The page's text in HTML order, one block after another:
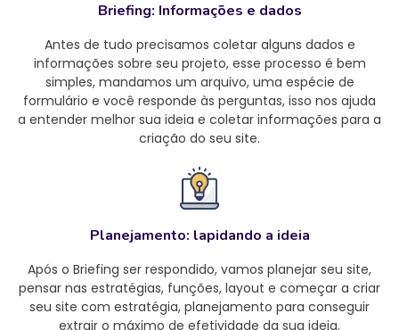
Briefing: Informações e dados
Antes de tudo precisamos coletar alguns dados e
informações sobre seu projeto, esse processo é bem
simples, mandamos um arquivo, uma espécie de
formulário e você responde às perguntas, isso nos ajuda
a entender melhor sua ideia e coletar informações para a
criação do seu site.
Planejamento: lapidando a ideia
Após o Briefing ser respondido, vamos planejar seu site,
pensar nas estratégias, funções, layout e começar a criar
seu site com estratégia, planejamento para conseguir
extrair o máximo de efetividade da sua ideia.